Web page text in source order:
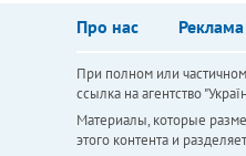
Про нас
При полном или
ссылка на агентство
Материалы, которые
этого контента и